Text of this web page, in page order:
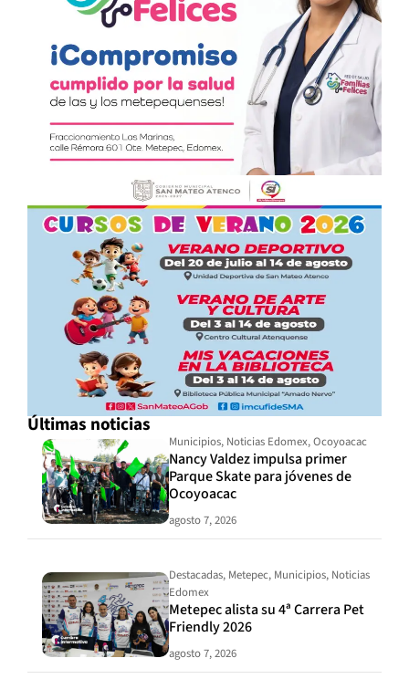
Últimas noticias
Municipios, Noticias Edomex,Ocoyoacac
Nancy Valdez impulsa primer
Parque Skate para jóvenes de
Ocoyoacac
agosto 7, 2026
Destacadas, Metepec, Municipios, Noticias
Edomex
Metepec alista su 4ª Carrera Pet
Friendly 2026
agosto 7, 2026